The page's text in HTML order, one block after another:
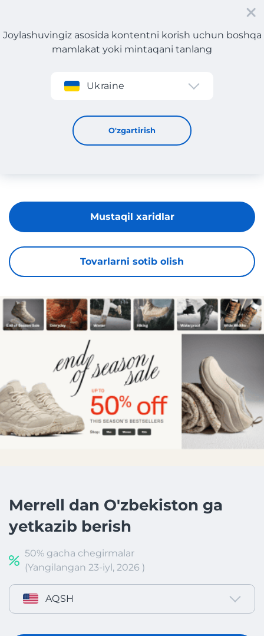
Roʻyxatdan oʻtish
Joylashuvingiz asosida kontentni korish uchun boshqa
mamlakat yoki mintaqani tanlang
Ukraine
O'zgartirish
Merrell
Tovarlarni sotib olish
Mustaqil xaridlar
Merrell dan O'zbekiston ga
yetkazib berish
50% gacha chegirmalar
(Yangilangan 23-iyl, 2026 )
AQSH